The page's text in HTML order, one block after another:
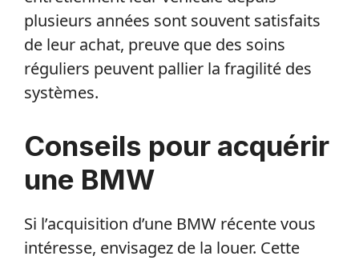
plusieurs années sont souvent satisfaits
de leur achat, preuve que des soins
réguliers peuvent pallier la fragilité des
systèmes.
Conseils pour acquérir
une BMW
Si l’acquisition d’une BMW récente vous
intéresse, envisagez de la louer. Cette